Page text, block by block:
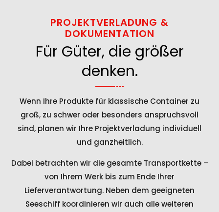
PROJEKTVERLADUNG &
DOKUMENTATION
Für Güter, die größer
denken.
Wenn Ihre Produkte für klassische Container zu
groß, zu schwer oder besonders anspruchsvoll
sind, planen wir Ihre Projektverladung individuell
und ganzheitlich.
Dabei betrachten wir die gesamte Transportkette –
von Ihrem Werk bis zum Ende Ihrer
Lieferverantwortung. Neben dem geeigneten
Seeschiff koordinieren wir auch alle weiteren